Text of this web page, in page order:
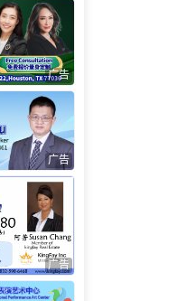
广告
广告
广告